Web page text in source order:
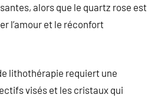
alors que le quartz rose est
l’amour et le réconfort
lithothérapie requiert une
visés et les cristaux qui